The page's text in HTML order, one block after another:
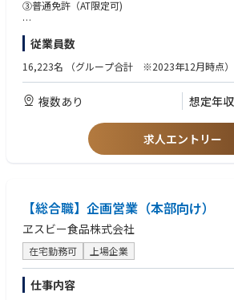
り方に対する提案型営業を行います。
③普通免許（AT限定可)
＜優遇条件＞
□消費財メーカーでのPOS分析業務のご経験
□メーカーでのPOS分析業務のご経験
従業員数
16,223名 （グループ合計 ※2023年12月時点）
複数あり 想定年収
求人エントリー
【総合職】企画営業（本部向け）
ヱスビー食品株式会社
在宅勤務可 上場企業
仕事内容